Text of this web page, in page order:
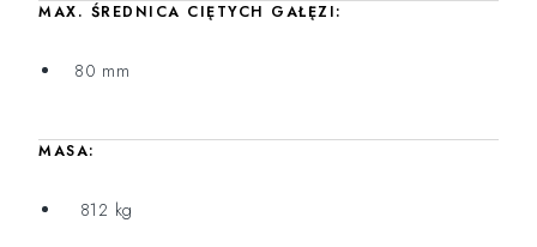
MAX. ŚREDNICA CIĘTYCH GAŁĘZI:
80 mm
MASA:
812 kg